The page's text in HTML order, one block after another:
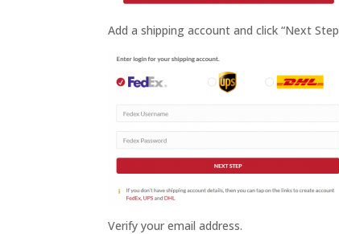
Add a shipping account and click “Next
Verify your email address.